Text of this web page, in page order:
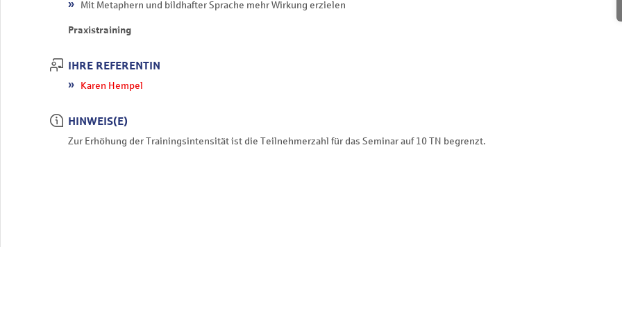
Mit Metaphern und bildhafter Sprache mehr Wirkung erzielen
Praxistraining
IHRE REFERENTIN
Karen Hempel
HINWEIS(E)
Zur Erhöhung der Trainingsintensität ist die Teilnehmerzahl für das Seminar auf 10 TN begrenzt.